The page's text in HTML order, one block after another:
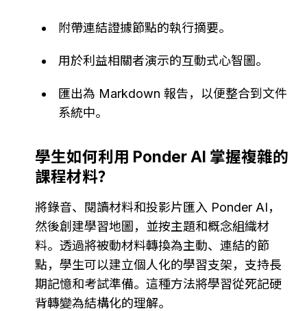
附帶連結證據節點的執行摘要。
用於利益相關者演示的互動式心智圖。
匯出為 Markdown 報告，以便整合到文件
系統中。
學生如何利用 Ponder AI 掌握複雜的
課程材料？
將錄音、閱讀材料和投影片匯入 Ponder AI，
然後創建學習地圖，並按主題和概念組織材
料。透過將被動材料轉換為主動、連結的節
點，學生可以建立個人化的學習支架，支持長
期記憶和考試準備。這種方法將學習從死記硬
背轉變為結構化的理解。